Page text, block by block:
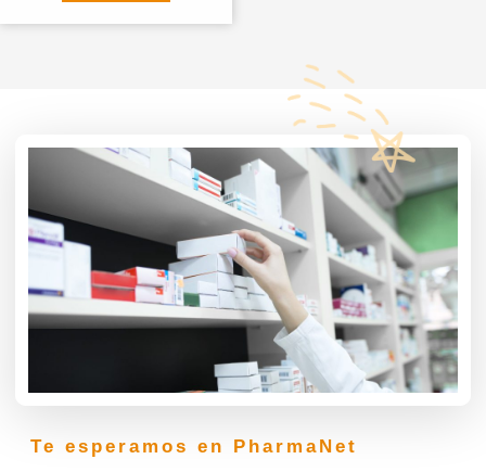
Te esperamos en PharmaNet